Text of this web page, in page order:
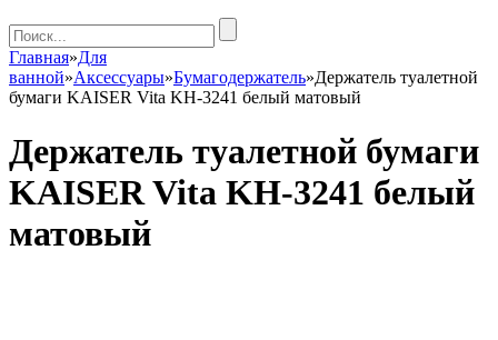
Главная»Для
ванной»Аксессуары»Бумагодержатель»Держатель туалетной
бумаги KAISER Vita KH-3241 белый матовый
Держатель туалетной бумаги
KAISER Vita KH-3241 белый
матовый